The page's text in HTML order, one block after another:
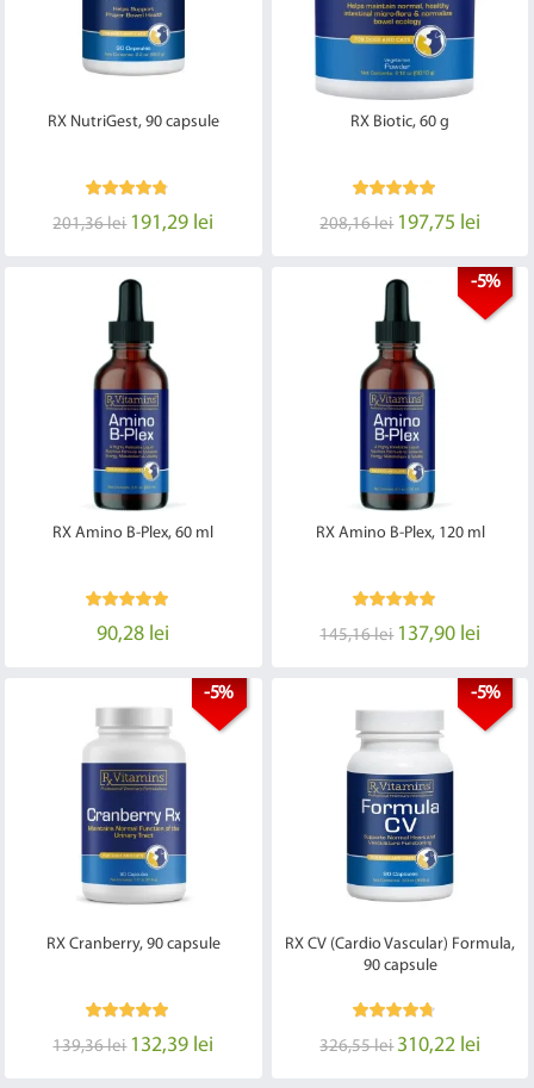
RX NutriGest, 90 capsule
201,36 lei 191,29 lei
RX Biotic, 60 g
208,16 lei 197,75 lei
RX Amino B-Plex, 60 ml
90,28 lei
-5%
RX Amino B-Plex, 120 ml
145,16 lei 137,90 lei
-5%
RX Cranberry, 90 capsule
139,36 lei 132,39 lei
-5%
RX CV (Cardio Vascular) Formula,
90 capsule
326,55 lei 310,22 lei